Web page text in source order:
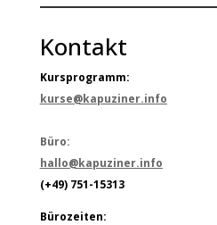
Kontakt
Kursprogramm:
kurse@kapuziner.info
Büro:
hallo@kapuziner.info
(+49) 751-15313
Bürozeiten: